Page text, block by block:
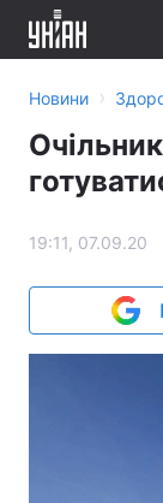
Новини ›
19:11, 07.09.20